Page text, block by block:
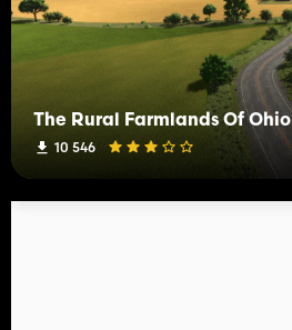
The Rural Farmlands Of Ohio
10 546